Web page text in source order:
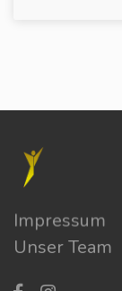
Impressum
Unser Team